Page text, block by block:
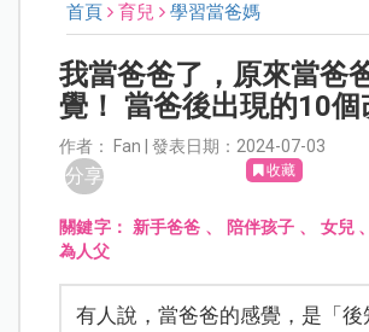
首頁 育兒 學習當爸媽
我當爸爸了，原來當爸
覺！ 當爸後出現的10個
作者： Fan | 發表日期：2024-07-03
分享 收藏
關鍵字： 新手爸爸 、 陪伴孩子 、 女兒 、
為人父
有人說，當爸爸的感覺，是「後